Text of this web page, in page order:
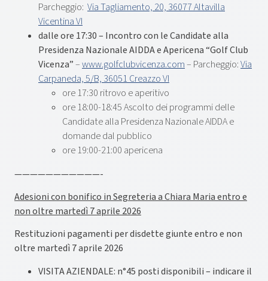
Parcheggio: Via Tagliamento, 20, 36077 Altavilla
Vicentina VI
dalle ore 17:30 – Incontro con le Candidate alla
Presidenza Nazionale AIDDA e Apericena “Golf Club
Vicenza”–www.golfclubvicenza.com– Parcheggio:Via
Carpaneda, 5/B, 36051 Creazzo VI
ore 17:30 ritrovo e aperitivo
ore 18:00-18:45 Ascolto dei programmi delle
Candidate alla Presidenza Nazionale AIDDA e
domande dal pubblico
ore 19:00-21:00 apericena
———————————-
Adesioni con bonifico in Segreteria a Chiara Maria entro e
non oltre martedì 7 aprile 2026
Restituzioni pagamenti per disdette giunte entro e non
oltre martedì 7 aprile 2026
VISITA AZIENDALE: n°45 posti disponibili – indicare il